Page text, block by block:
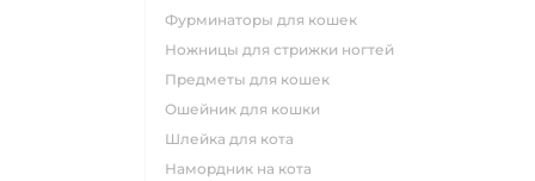
фурминаторы для кошек
ножницы для стрижки ногтей
предметы для кошек
ошейник для кошки
шлейка для кота
намордник на кота